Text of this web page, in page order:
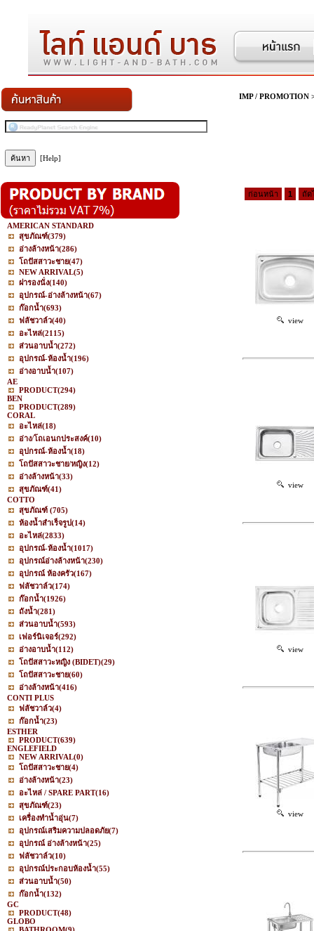
[Help]
AMERICAN STANDARD
สุขภัณฑ์(379)
อ่างล้างหน้า(286)
โถปัสสาวะชาย(47)
NEW ARRIVAL(5)
ฝารองนั่ง(140)
อุปกรณ์-อ่างล้างหน้า(67)
ก๊อกน้ำ(693)
ฟลัชวาล์ว(40)
อะไหล่(2115)
ส่วนอาบน้ำ(272)
อุปกรณ์-ห้องน้ำ(196)
อ่างอาบน้ำ(107)
AE
PRODUCT(294)
BEN
PRODUCT(289)
CORAL
อะไหล่(18)
อ่าง/โถเอนกประสงค์(10)
อุปกรณ์-ห้องน้ำ(18)
โถปัสสาวะชาย/หญิง(12)
อ่างล้างหน้า(33)
สุขภัณฑ์(41)
COTTO
สุขภัณฑ์ (705)
ห้องน้ำสำเร็จรูป(14)
อะไหล่(2833)
อุปกรณ์-ห้องน้ำ(1017)
อุปกรณ์อ่างล้างหน้า(230)
อุปกรณ์ ห้องครัว(167)
ฟลัชวาล์ว(174)
ก๊อกน้ำ(1926)
ถังน้ำ(281)
ส่วนอาบน้ำ(593)
เฟอร์นิเจอร์(292)
อ่างอาบน้ำ(112)
โถปัสสาวะหญิง (BIDET)(29)
โถปัสสาวะชาย(60)
อ่างล้างหน้า(416)
CONTI PLUS
ฟลัชวาล์ว(4)
ก๊อกน้ำ(23)
ESTHER
PRODUCT(639)
ENGLEFIELD
NEW ARRIVAL(0)
โถปัสสาวะชาย(4)
อ่างล้างหน้า(23)
อะไหล่ / SPARE PART(16)
สุขภัณฑ์(23)
เครื่องทำน้ำอุ่น(7)
อุปกรณ์เสริมความปลอดภัย(7)
อุปกรณ์ อ่างล้างหน้า(25)
ฟลัชวาล์ว(10)
อุปกรณ์ประกอบห้องน้ำ(55)
ส่วนอาบน้ำ(50)
ก๊อกน้ำ(132)
GC
PRODUCT(48)
GLOBO
IMP / PROMOTION
ก่อนหน้า 1 ถัด
view
view
view
view